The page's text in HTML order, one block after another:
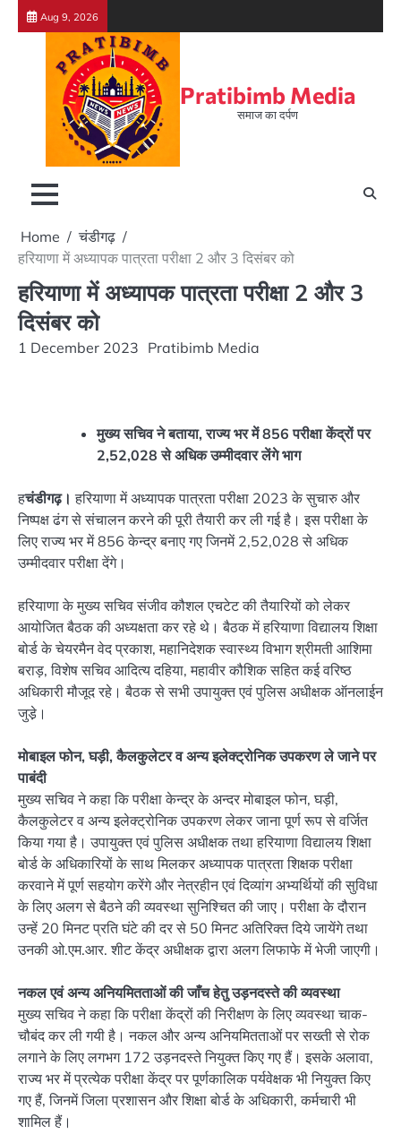
Skip
Aug 9, 2026
Pratibimb Media
समाज का दर्पण
Home
चंडीगढ़
हरियाणा में अध्यापक पात्रता परीक्षा 2 और 3 दिसंबर को
हरियाणा में अध्यापक पात्रता परीक्षा 2 और 3
दिसंबर को
1 December 2023 Pratibimb Media
मुख्य सचिव ने बताया, राज्य भर में 856 परीक्षा केंद्रों पर
2,52,028 से अधिक उम्मीदवार लेंगे भाग
हचंडीगढ़। हरियाणा में अध्यापक पात्रता परीक्षा 2023 के सुचारु और
निष्पक्ष ढंग से संचालन करने की पूरी तैयारी कर ली गई है। इस परीक्षा के
लिए राज्य भर में 856 केन्द्र बनाए गए जिनमें 2,52,028 से अधिक
उम्मीदवार परीक्षा देंगे।
हरियाणा के मुख्य सचिव संजीव कौशल एचटेट की तैयारियों को लेकर
आयोजित बैठक की अध्यक्षता कर रहे थे। बैठक में हरियाणा विद्यालय शिक्षा
बोर्ड के चेयरमैन वेद प्रकाश, महानिदेशक स्वास्थ्य विभाग श्रीमती आशिमा
बराड़, विशेष सचिव आदित्य दहिया, महावीर कौशिक सहित कई वरिष्ठ
अधिकारी मौजूद रहे। बैठक से सभी उपायुक्त एवं पुलिस अधीक्षक ऑनलाईन
जुडे़।
मोबाइल फोन, घड़ी, कैलकुलेटर व अन्य इलेक्ट्रोनिक उपकरण ले जाने पर
पाबंदी
मुख्य सचिव ने कहा कि परीक्षा केन्द्र के अन्दर मोबाइल फोन, घड़ी,
कैलकुलेटर व अन्य इलेक्ट्रोनिक उपकरण लेकर जाना पूर्ण रूप से वर्जित
किया गया है। उपायुक्त एवं पुलिस अधीक्षक तथा हरियाणा विद्यालय शिक्षा
बोर्ड के अधिकारियों के साथ मिलकर अध्यापक पात्रता शिक्षक परीक्षा
करवाने में पूर्ण सहयोग करेंगे और नेत्रहीन एवं दिव्यांग अभ्यर्थियों की सुविधा
के लिए अलग से बैठने की व्यवस्था सुनिश्चित की जाए। परीक्षा के दौरान
उन्हें 20 मिनट प्रति घंटे की दर से 50 मिनट अतिरिक्त दिये जायेंगे तथा
उनकी ओ.एम.आर. शीट केंद्र अधीक्षक द्वारा अलग लिफाफे में भेजी जाएगी।
नकल एवं अन्य अनियमितताओं की जाँच हेतु उड़नदस्ते की व्यवस्था
मुख्य सचिव ने कहा कि परीक्षा केंद्रों की निरीक्षण के लिए व्यवस्था चाक-
चौबंद कर ली गयी है। नकल और अन्य अनियमितताओं पर सख्ती से रोक
लगाने के लिए लगभग 172 उड़नदस्ते नियुक्त किए गए हैं। इसके अलावा,
राज्य भर में प्रत्येक परीक्षा केंद्र पर पूर्णकालिक पर्यवेक्षक भी नियुक्त किए
गए हैं, जिनमें जिला प्रशासन और शिक्षा बोर्ड के अधिकारी, कर्मचारी भी
शामिल हैं।